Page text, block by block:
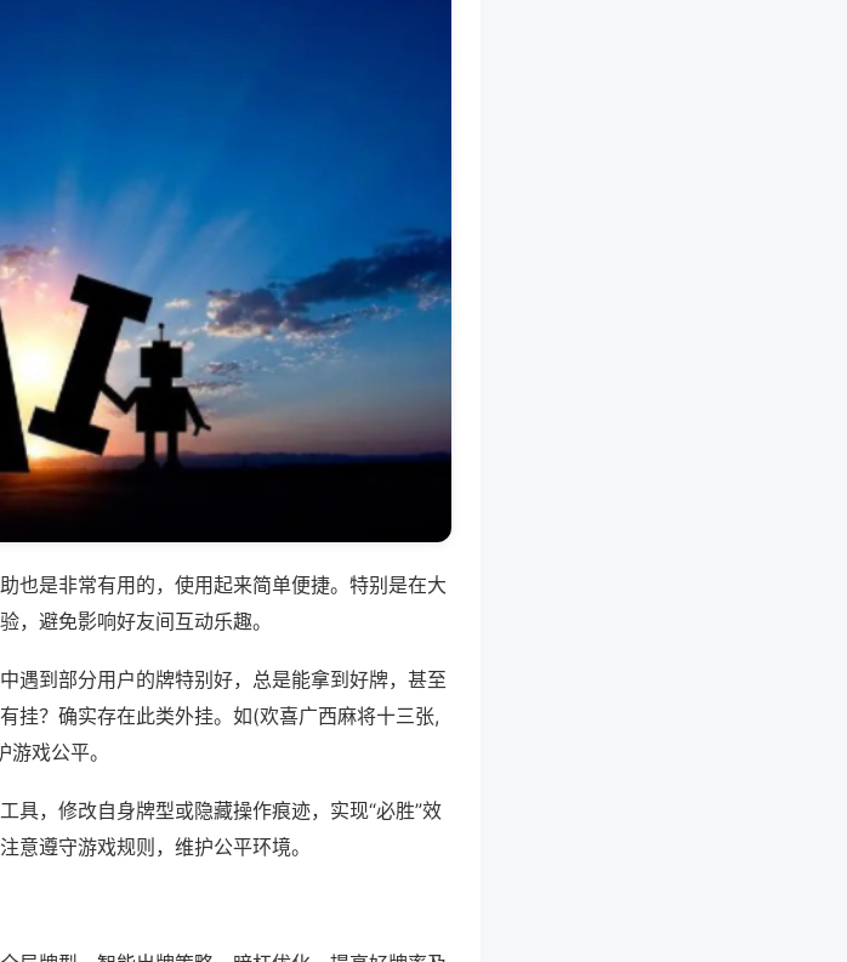
也是非常有用的，使用起来简单便捷。特别是在大
，避免影响好友间互动乐趣。
遇到部分用户的牌特别好，总是能拿到好牌，甚至
挂？确实存在此类外挂。如(欢喜广西麻将十三张,
戏公平。
具，修改自身牌型或隐藏操作痕迹，实现“必胜”效
意遵守游戏规则，维护公平环境。